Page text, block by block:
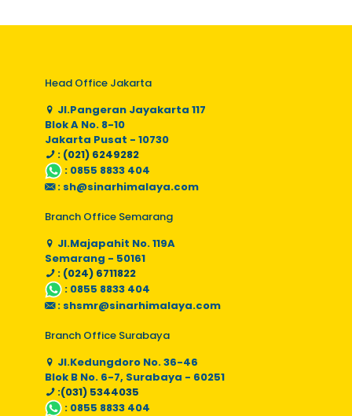
Head Office Jakarta
Jl.Pangeran Jayakarta 117
Blok A No. 8-10
Jakarta Pusat - 10730
: (021) 6249282
: 0855 8833 404
: sh@sinarhimalaya.com
Branch Office Semarang
Jl.Majapahit No. 119A
Semarang - 50161
: (024) 6711822
: 0855 8833 404
: shsmr@sinarhimalaya.com
Branch Office Surabaya
Jl.Kedungdoro No. 36-46
Blok B No. 6-7, Surabaya - 60251
:(031) 5344035
: 0855 8833 404